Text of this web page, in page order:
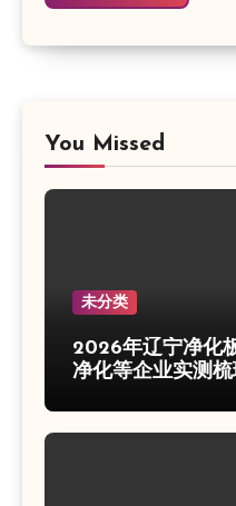
You Missed
未分类
2026年辽宁净化
净化等企业实测